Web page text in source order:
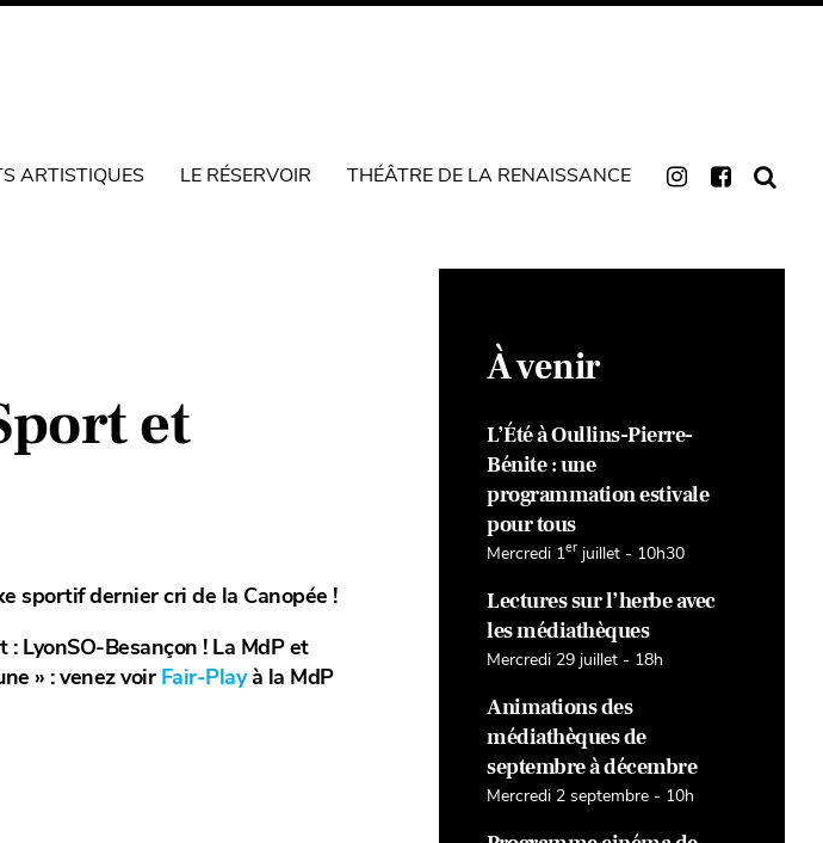
ARTISTIQUES LE RÉSERVOIR THÉÂTRE DE LA RENAISSANCE
et
sportif dernier cri de la Canopée !
LyonSO-Besançon ! La MdP et
» : venez voirFair-Playà la MdP
À venir
L’Été à Oullins-Pierre-
Bénite : une
programmation estivale
pour tous
Mercredi 1er juillet - 10h30
Lectures sur l’herbe avec
les médiathèques
Mercredi 29 juillet - 18h
Animations des
médiathèques de
septembre à décembre
Mercredi 2 septembre - 10h